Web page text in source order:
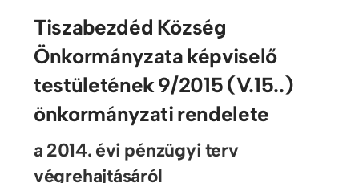
Tiszabezdéd Község
Önkormányzata képviselő
testületének 9/2015 (V.15..)
önkormányzati rendelete
a 2014. évi pénzügyi terv
végrehajtásáról